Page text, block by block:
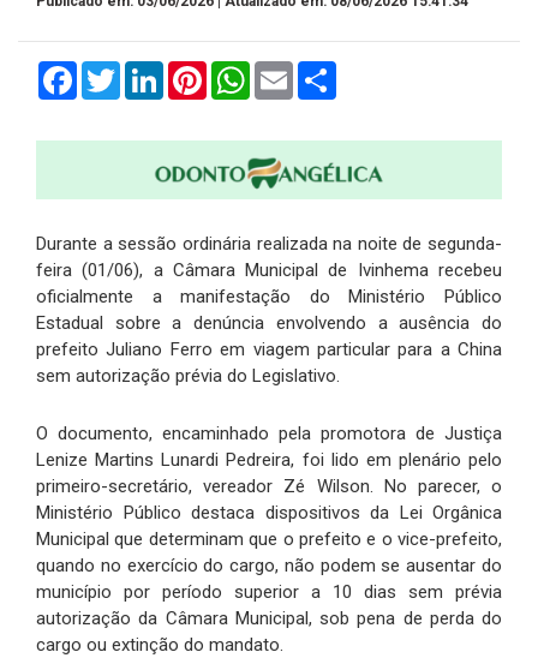
FacebookTwitterLinkedInPinterestWhatsApp
Email
Durante a sessão ordinária realizada na noite de segunda-
feira (01/06), a Câmara Municipal de Ivinhema recebeu
oficialmente a manifestação do Ministério Público
Estadual sobre a denúncia envolvendo a ausência do
prefeito Juliano Ferro em viagem particular para a China
sem autorização prévia do Legislativo.
O documento, encaminhado pela promotora de Justiça
Lenize Martins Lunardi Pedreira, foi lido em plenário pelo
primeiro-secretário, vereador Zé Wilson. No parecer, o
Ministério Público destaca dispositivos da Lei Orgânica
Municipal que determinam que o prefeito e o vice-prefeito,
quando no exercício do cargo, não podem se ausentar do
município por período superior a 10 dias sem prévia
autorização da Câmara Municipal, sob pena de perda do
cargo ou extinção do mandato.